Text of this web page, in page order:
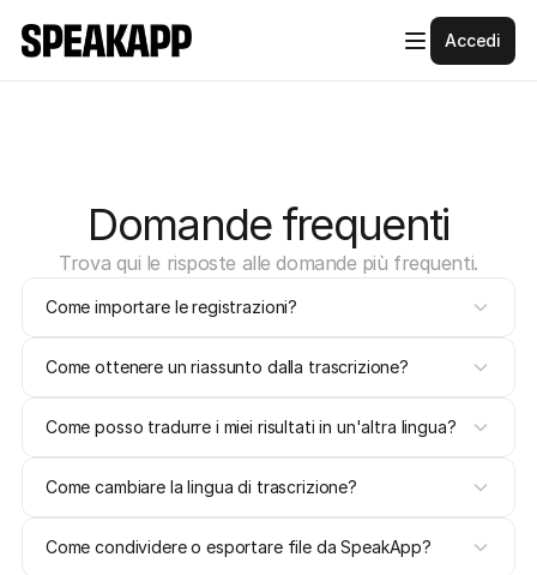
Accedi
Domande frequenti
Trova qui le risposte alle domande più frequenti.
Come importare le registrazioni?
Come ottenere un riassunto dalla trascrizione?
Come posso tradurre i miei risultati in un'altra lingua?
Come cambiare la lingua di trascrizione?
Come condividere o esportare file da SpeakApp?